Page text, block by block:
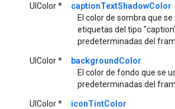
UIColor *
captionTextShadowColor
El color de sombra que se
etiquetas del tipo
predeterminadas del
UIColor *
backgroundColor
El color de fondo que se
predeterminadas del
UIColor *
iconTintColor